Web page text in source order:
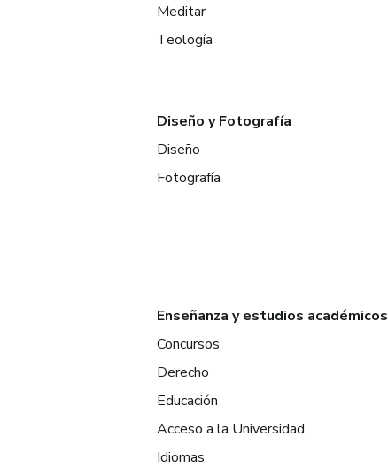
Meditar
Teología
Diseño y Fotografía
Diseño
Fotografía
Enseñanza y estudios académicos
Concursos
Derecho
Educación
Acceso a la Universidad
Idiomas